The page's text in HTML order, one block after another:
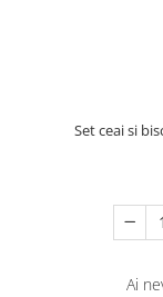
Set ceai si
Ai